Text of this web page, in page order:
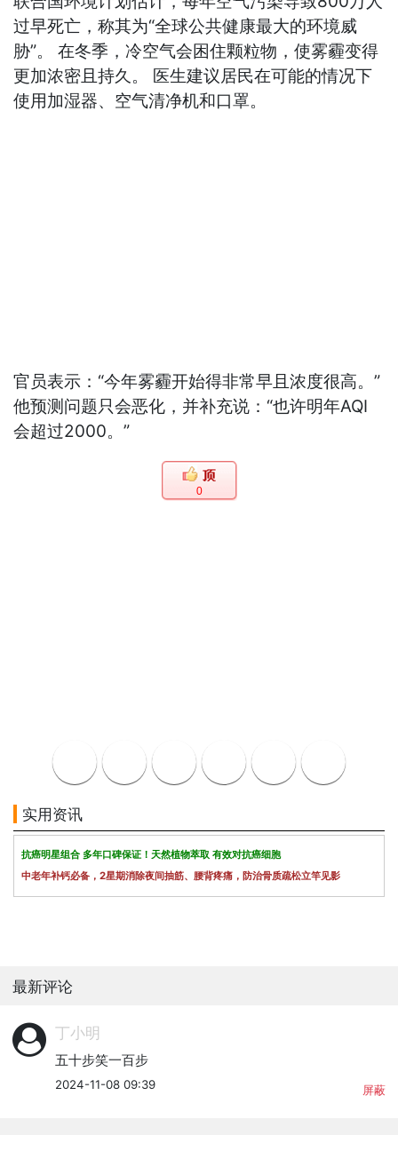
过早死亡，称其为“全球公共健康最大的环境威
胁”。 在冬季，冷空气会困住颗粒物，使雾霾变得
更加浓密且持久。 医生建议居民在可能的情况下
使用加湿器、空气清净机和口罩。
官员表示：“今年雾霾开始得非常早且浓度很高。”
他预测问题只会恶化，并补充说：“也许明年AQI
会超过2000。”
0
实用资讯
抗癌明星组合 多年口碑保证！天然植物萃取 有效对抗癌细胞
中老年补钙必备，2星期消除夜间抽筋、腰背疼痛，防治骨质疏松立竿见影
最新评论
丁小明
五十步笑一百步
2024-11-08 09:39 屏蔽